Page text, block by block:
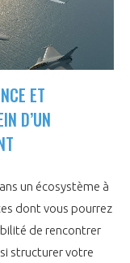
SPATIALE
ET
D’UN
un écosystème à
dont vous pourrez
de rencontrer
structurer votre
au GIFAS.